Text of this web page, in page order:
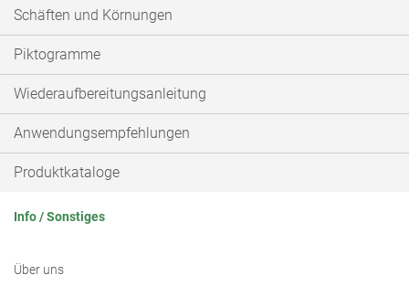
Schäften und Körnungen
Piktogramme
Wiederaufbereitungsanleitung
Anwendungsempfehlungen
Produktkataloge
Info / Sonstiges
Über uns